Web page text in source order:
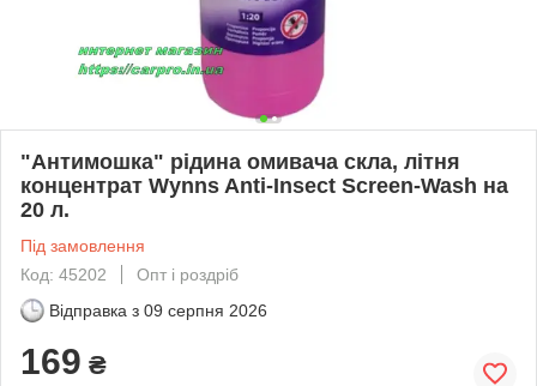
"Антимошка" рідина омивача скла, літня
концентрат Wynns Anti-Insect Screen-Wash на
20 л.
Під замовлення
Код: 45202
Опт і роздріб
Відправка з 09 серпня 2026
169 ₴